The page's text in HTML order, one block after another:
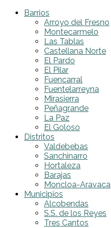
Barrios
Arroyo del Fresno
Montecarmelo
Las Tablas
Castellana Norte
El Pardo
El Pilar
Fuencarral
Fuentelarreyna
Mirasierra
Peñagrande
La Paz
El Goloso
Distritos
Valdebebas
Sanchinarro
Hortaleza
Barajas
Moncloa-Aravaca
Municipios
Alcobendas
S.S. de los Reyes
Tres Cantos